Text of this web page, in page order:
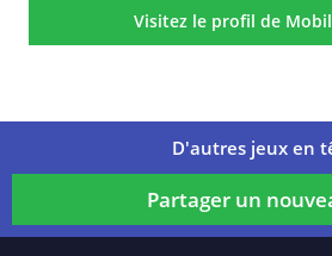
Visitez le profil de
D'autres jeux en
Partager un